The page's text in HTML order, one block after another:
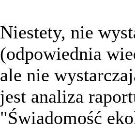
Niestety, nie
(odpowiednia
ale nie
jest analiza
"Świadomość